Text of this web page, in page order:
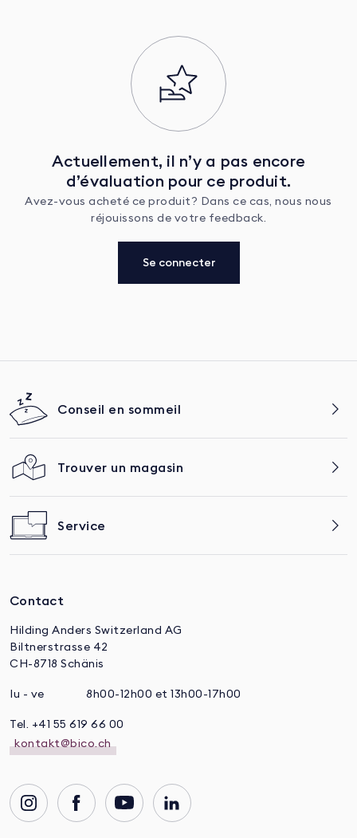
Actuellement, il n’y a pas encore
d’évaluation pour ce produit.
Avez-vous acheté ce produit? Dans ce cas, nous nous
réjouissons de votre feedback.
Se connecter
Conseil en sommeil
Trouver un magasin
Service
Contact
Hilding Anders Switzerland AG
Biltnerstrasse 42
CH-8718 Schänis
lu - ve 8h00-12h00 et 13h00-17h00
Tel. +41 55 619 66 00
kontakt@bico.ch